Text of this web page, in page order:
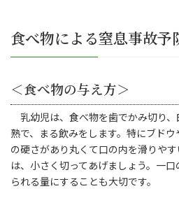
食べ物による窒息事故予
＜食べ物の与え方＞
乳幼児は、食べ物を歯でかみ切り
熟で、まる飲みをします。特にブド
の硬さがあり丸くて口の内を滑りや
は、小さく切ってあげましょう。一
られる量にすることも大切です。